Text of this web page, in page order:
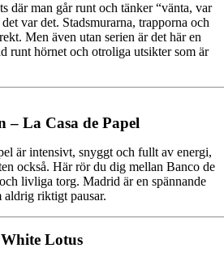
där man går runt och tänker “vänta, var
var det. Stadsmurarna, trapporna och
Men även utan serien är det här en
runt hörnet och otroliga utsikter som är
– La Casa de Papel
är intensivt, snyggt och fullt av energi,
också. Här rör du dig mellan Banco de
livliga torg. Madrid är en spännande
aldrig riktigt pausar.
Lotus